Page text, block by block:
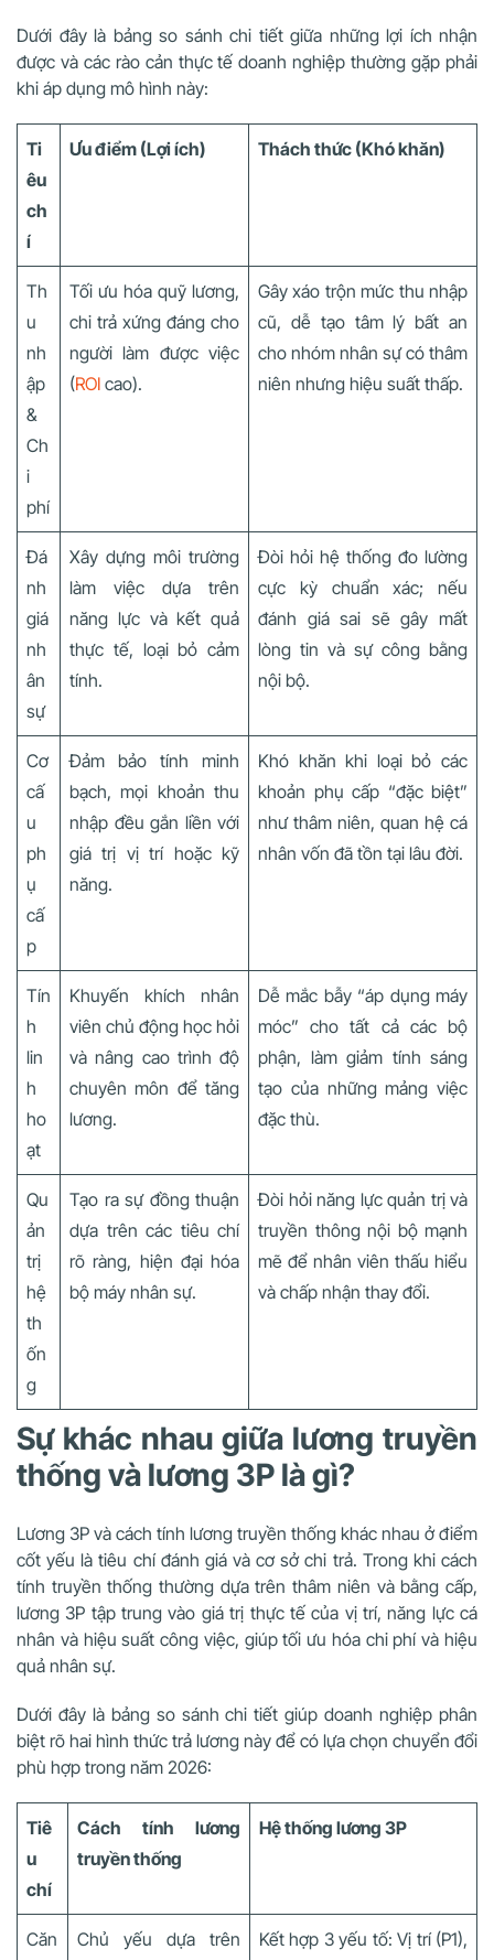
Dưới đây là bảng so sánh chi tiết giữa những lợi ích nhận
được và các rào cản thực tế doanh nghiệp thường gặp phải
khi áp dụng mô hình này:
Ti
êu
ch
í
Ưu điểm (Lợi ích) Thách thức (Khó khăn)
Th
u
nh
ập
&
Ch
i
phí
Tối ưu hóa quỹ lương,
chi trả xứng đáng cho
người làm được việc
(ROI cao).
Gây xáo trộn mức thu nhập
cũ, dễ tạo tâm lý bất an
cho nhóm nhân sự có thâm
niên nhưng hiệu suất thấp.
Đá
nh
giá
nh
ân
sự
Xây dựng môi trường
làm việc dựa trên
năng lực và kết quả
thực tế, loại bỏ cảm
tính.
Đòi hỏi hệ thống đo lường
cực kỳ chuẩn xác; nếu
đánh giá sai sẽ gây mất
lòng tin và sự công bằng
nội bộ.
Cơ
cấ
u
ph
ụ
cấ
p
Đảm bảo tính minh
bạch, mọi khoản thu
nhập đều gắn liền với
giá trị vị trí hoặc kỹ
năng.
Khó khăn khi loại bỏ các
khoản phụ cấp “đặc biệt”
như thâm niên, quan hệ cá
nhân vốn đã tồn tại lâu đời.
Tín
h
lin
h
ho
ạt
Khuyến khích nhân
viên chủ động học hỏi
và nâng cao trình độ
chuyên môn để tăng
lương.
Dễ mắc bẫy “áp dụng máy
móc” cho tất cả các bộ
phận, làm giảm tính sáng
tạo của những mảng việc
đặc thù.
Qu
ản
trị
hệ
th
ốn
g
Tạo ra sự đồng thuận
dựa trên các tiêu chí
rõ ràng, hiện đại hóa
bộ máy nhân sự.
Đòi hỏi năng lực quản trị và
truyền thông nội bộ mạnh
mẽ để nhân viên thấu hiểu
và chấp nhận thay đổi.
Sự khác nhau giữa lương truyền
thống và lương 3P là gì?
Lương 3P và cách tính lương truyền thống khác nhau ở điểm
cốt yếu là tiêu chí đánh giá và cơ sở chi trả. Trong khi cách
tính truyền thống thường dựa trên thâm niên và bằng cấp,
lương 3P tập trung vào giá trị thực tế của vị trí, năng lực cá
nhân và hiệu suất công việc, giúp tối ưu hóa chi phí và hiệu
quả nhân sự.
Dưới đây là bảng so sánh chi tiết giúp doanh nghiệp phân
biệt rõ hai hình thức trả lương này để có lựa chọn chuyển đổi
phù hợp trong năm 2026:
Tiê
u
chí
Cách tính lương
truyền thống
Hệ thống lương 3P
Căn
Chủ yếu dựa trên
Kết hợp 3 yếu tố: Vị trí (P1),